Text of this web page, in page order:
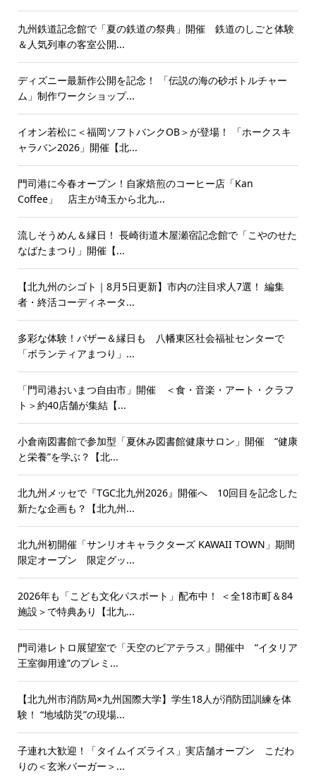
九州鉄道記念館で「夏の鉄道の祭典」開催 鉄道のしごと体験
＆人気列車の客室公開...
ディズニー最新作公開を記念！ 「伝説の海の砂ボトルチャー
ム」制作ワークショップ...
イオン若松に＜福岡ソフトバンクOB＞が登場！ 「ホークスキ
ャラバン2026」開催【北...
門司港に今春オープン！自家焙煎のコーヒー店「Kan
Coffee」 店主が埼玉から北九...
流しそうめん＆縁日！ 長崎街道木屋瀬宿記念館で「こやのせた
なばたまつり」開催【...
【北九州のシゴト｜8月5日更新】市内の注目求人7選！ 編集
者・終活コーディネータ...
多彩な体験！バザー＆縁日も 八幡東区社会福祉センターで
「ボランティアまつり」...
「門司港おいまつ自由市」開催 ＜食・音楽・アート・クラフ
ト＞約40店舗が集結【...
小倉南図書館で参加型「夏休み図書館健康サロン」開催 “健康
と栄養”を学ぶ？【北...
北九州メッセで『TGC北九州2026』開催へ 10回目を記念した
新たな企画も？【北九州...
北九州初開催「サンリオキャラクターズ KAWAII TOWN」期間
限定オープン 限定グッ...
2026年も「こども文化パスポート」配布中！ ＜全18市町＆84
施設＞で特典あり【北九...
門司港レトロ展望室で「天空のビアテラス」開催中 “イタリア
王室御用達”のプレミ...
【北九州市消防局×九州国際大学】学生18人が消防団訓練を体
験！ “地域防災”の現場...
子連れ大歓迎！「タイムイズライス」実店舗オープン こだわ
りの＜玄米バーガー＞...